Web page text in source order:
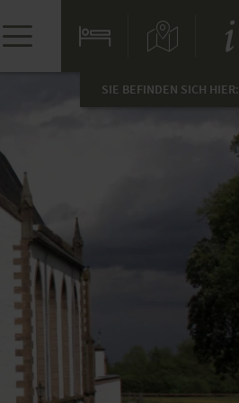
SIE BEFINDEN SICH HIER: